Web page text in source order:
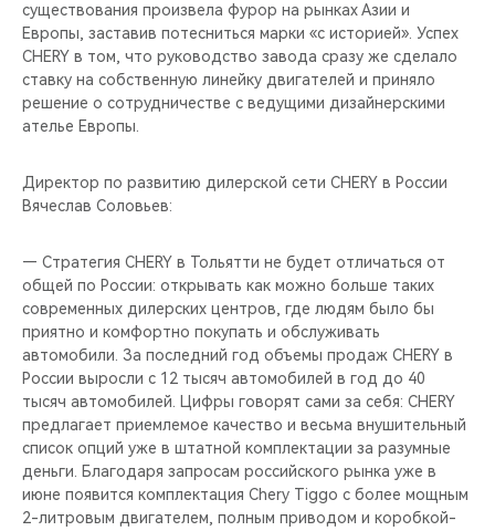
существования произвела фурор на рынках Азии и
Европы, заставив потесниться марки «с историей». Успех
CHERY в том, что руководство завода сразу же сделало
ставку на собственную линейку двигателей и приняло
решение о сотрудничестве с ведущими дизайнерскими
ателье Европы.
Директор по развитию дилерской сети CHERY в России
Вячеслав Соловьев:
— Стратегия CHERY в Тольятти не будет отличаться от
общей по России: открывать как можно больше таких
современных дилерских центров, где людям было бы
приятно и комфортно покупать и обслуживать
автомобили. За последний год объемы продаж CHERY в
России выросли с 12 тысяч автомобилей в год до 40
тысяч автомобилей. Цифры говорят сами за себя: CHERY
предлагает приемлемое качество и весьма внушительный
список опций уже в штатной комплектации за разумные
деньги. Благодаря запросам российского рынка уже в
июне появится комплектация Chery Tiggo с более мощным
2-литровым двигателем, полным приводом и коробкой-